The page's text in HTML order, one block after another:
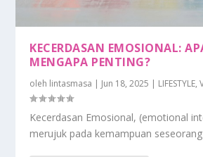
KECERDASAN EMOSIONAL:
MENGAPA PENTING?
oleh lintasmasa | Jun 18, 2025 | LIFESTYLE,
Kecerdasan Emosional, (emotional
merujuk pada kemampuan seseorang